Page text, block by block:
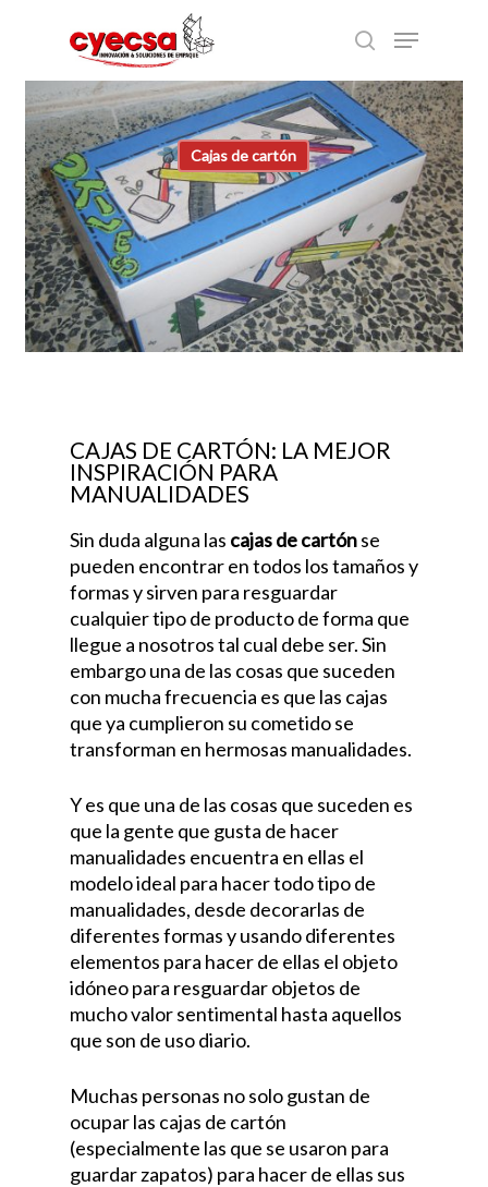
content
search
Menu
Cajas de cartón
CAJAS DE CARTÓN: LA MEJOR
INSPIRACIÓN PARA
MANUALIDADES
Sin duda alguna las cajas de cartónse
pueden encontrar en todos los tamaños y
formas y sirven para resguardar
cualquier tipo de producto de forma que
llegue a nosotros tal cual debe ser. Sin
embargo una de las cosas que suceden
con mucha frecuencia es que las cajas
que ya cumplieron su cometido se
transforman en hermosas manualidades.
Y es que una de las cosas que suceden es
que la gente que gusta de hacer
manualidades encuentra en ellas el
modelo ideal para hacer todo tipo de
manualidades, desde decorarlas de
diferentes formas y usando diferentes
elementos para hacer de ellas el objeto
idóneo para resguardar objetos de
mucho valor sentimental hasta aquellos
que son de uso diario.
Muchas personas no solo gustan de
ocupar las cajas de cartón
(especialmente las que se usaron para
guardar zapatos) para hacer de ellas sus